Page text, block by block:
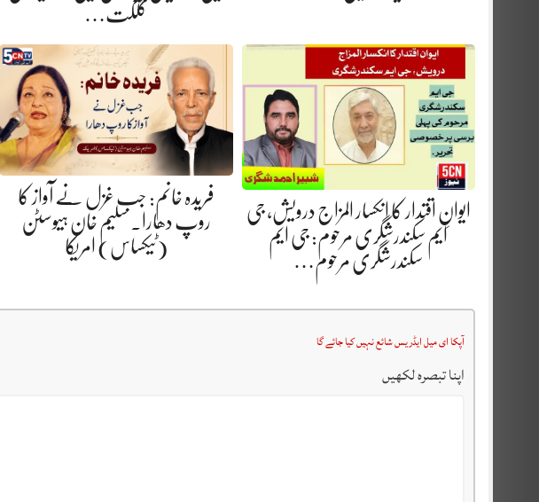
گلگت…
ایوانِ اقتدار کا انکسار المزاج درویش، جی
ایم سکندرشگری مرحوم: جی ایم
سکندرشگری مرحوم…
فریدہ خانم: جب غزل نے آواز کا
روپ دھارا. سلیم خان ہیوسٹن
(ٹیکساس) امریکا
آپکا ای میل ایڈریس شائع نہیں کیا جائے گا
اپنا تبصرہ لکھیں